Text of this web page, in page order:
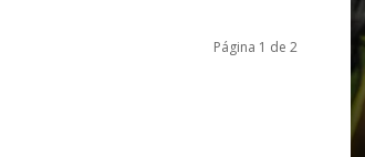
Página 1 de 2